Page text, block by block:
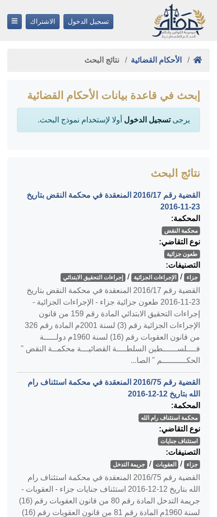
تسجيل الدخول الاشتراك
الأحكام القضائية نتائج البحث
إبحث في قاعدة بيانات الأحكام القضائية
يرجىتسجيل الدخول أولا لإستخدام نموذج البحث.
نتائج البحث
القضية رقم ‎17‏/‎2016‏ المنعقدة في محكمة النقض بتاريخ
‎2016-11-23‏
المحكمة:
محكمة النقض
نوع التقاضي:
طعون جزائية
التصنيفات:
جزاء / الإجراءات الجزائية / إجراءات التحقيق الابتدائي
القضية رقم ‎17‏/‎2016‏ المنعقدة في محكمة النقض بتاريخ
‎2016-11-23‏ طعون جزائية جزاء - الإجراءات الجزائية -
إجراءات التحقيق الابتدائي المادة رقم 159 من قانون
الإجراءات الجزائية رقم (3) لسنة 2001م المادة رقم 326
من قانون العقوبات رقم (16) لسنة 1960م دولـــــة
فــــلســــــطين السلطــــة القضائيـــة محكمــة النقض "
الحكــــــــــم " الصا...
القضية رقم ‎75‏/‎2016‏ المنعقدة في محكمة استئناف رام
الله بتاريخ ‎2016-12-12‏
المحكمة:
محكمة استئناف رام الله
نوع التقاضي:
استئناف جنايات
التصنيفات:
جزاء / العقوبات / جريمة التدخل
القضية رقم ‎75‏/‎2016‏ المنعقدة في محكمة استئناف رام
الله بتاريخ ‎2016-12-12‏ استئناف جنايات جزاء - العقوبات -
جريمة التدخل المادة رقم 80 من قانون العقوبات رقم (16)
لسنة 1960م المادة رقم 81 من قانون العقوبات رقم (16)